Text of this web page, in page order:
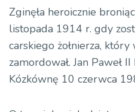
Zginęła heroicznie
listopada 1914 r. gdy
carskiego żołnierza,
zamordował. Jan Paweł
Kózkównę 10 czerwca